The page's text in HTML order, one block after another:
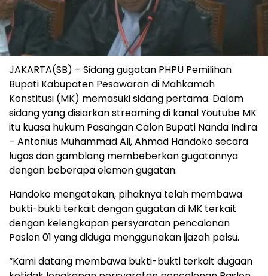
JAKARTA(SB) – Sidang gugatan PHPU Pemilihan
Bupati Kabupaten Pesawaran di Mahkamah
Konstitusi (MK) memasuki sidang pertama. Dalam
sidang yang disiarkan streaming di kanal Youtube MK
itu kuasa hukum Pasangan Calon Bupati Nanda Indira
– Antonius Muhammad Ali, Ahmad Handoko secara
lugas dan gamblang membeberkan gugatannya
dengan beberapa elemen gugatan.
Handoko mengatakan, pihaknya telah membawa
bukti-bukti terkait dengan gugatan di MK terkait
dengan kelengkapan persyaratan pencalonan
Paslon 01 yang diduga menggunakan ijazah palsu.
“Kami datang membawa bukti-bukti terkait dugaan